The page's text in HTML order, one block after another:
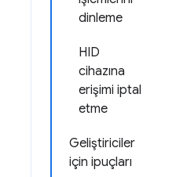
dinleme
HID
cihazına
erişimi iptal
etme
Geliştiriciler
için ipuçları